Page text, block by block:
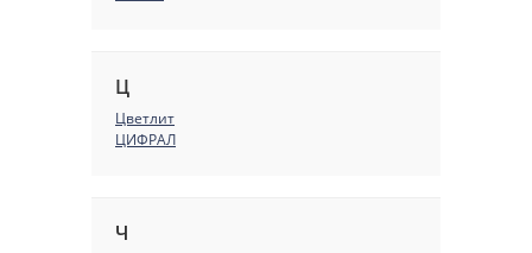
Ц
Цветлит
ЦИФРАЛ
Ч